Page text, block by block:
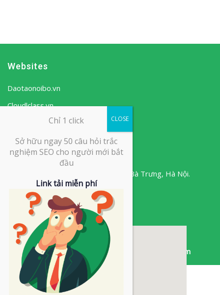
Websites
Daotaonoibo.vn
Cloudlclass.vn
Liên hệ với chúng tôi
Hai Bà Trưng, Hà Nội.
024.730.555.88
info@ows.vn
Sản phẩm thuộc Công ty Cổ phần OWS Việt Nam
Chỉ 1 click
Sở hữu ngay 50 câu hỏi trắc
nghiệm SEO cho người mới bắt
đầu
Link tải miễn phí
CLOSE